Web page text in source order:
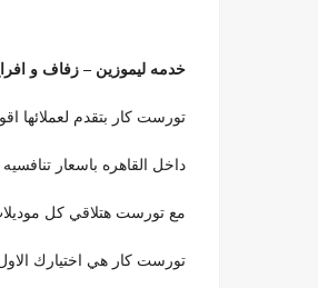
خدمه ليموزين – زفاف و
تورست كار بتقدم لعملائها
داخل القاهره باسعار
مع تورست هتلاقي كل
تورست كار هي اختيارك